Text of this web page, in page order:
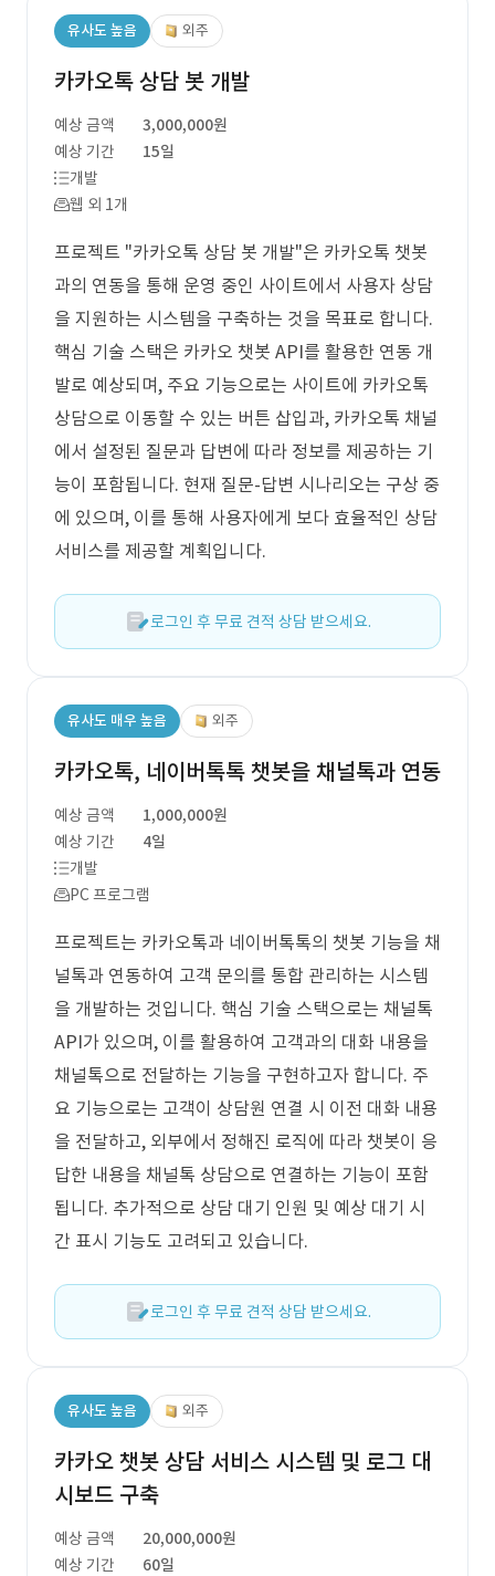
유사도 높음 외주
카카오톡 상담 봇 개발
예상 금액
3,000,000원
예상 기간
15일
개발
웹 외 1개
프로젝트 "카카오톡 상담 봇 개발"은 카카오톡 챗봇
과의 연동을 통해 운영 중인 사이트에서 사용자 상담
을 지원하는 시스템을 구축하는 것을 목표로 합니다.
핵심 기술 스택은 카카오 챗봇 API를 활용한 연동 개
발로 예상되며, 주요 기능으로는 사이트에 카카오톡
상담으로 이동할 수 있는 버튼 삽입과, 카카오톡 채널
에서 설정된 질문과 답변에 따라 정보를 제공하는 기
능이 포함됩니다. 현재 질문-답변 시나리오는 구상 중
에 있으며, 이를 통해 사용자에게 보다 효율적인 상담
서비스를 제공할 계획입니다.
로그인 후 무료 견적 상담 받으세요.
유사도 매우 높음 외주
카카오톡, 네이버톡톡 챗봇을 채널톡과 연동
예상 금액
1,000,000원
예상 기간
4일
개발
PC 프로그램
프로젝트는 카카오톡과 네이버톡톡의 챗봇 기능을 채
널톡과 연동하여 고객 문의를 통합 관리하는 시스템
을 개발하는 것입니다. 핵심 기술 스택으로는 채널톡
API가 있으며, 이를 활용하여 고객과의 대화 내용을
채널톡으로 전달하는 기능을 구현하고자 합니다. 주
요 기능으로는 고객이 상담원 연결 시 이전 대화 내용
을 전달하고, 외부에서 정해진 로직에 따라 챗봇이 응
답한 내용을 채널톡 상담으로 연결하는 기능이 포함
됩니다. 추가적으로 상담 대기 인원 및 예상 대기 시
간 표시 기능도 고려되고 있습니다.
로그인 후 무료 견적 상담 받으세요.
유사도 높음 외주
카카오 챗봇 상담 서비스 시스템 및 로그 대
시보드 구축
예상 금액
20,000,000원
예상 기간
60일